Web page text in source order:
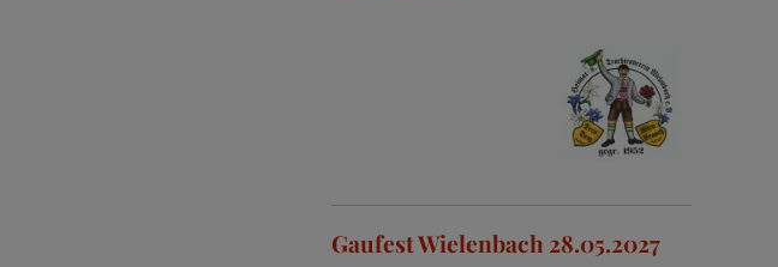
Gaufest Wielenbach 28.05.2027